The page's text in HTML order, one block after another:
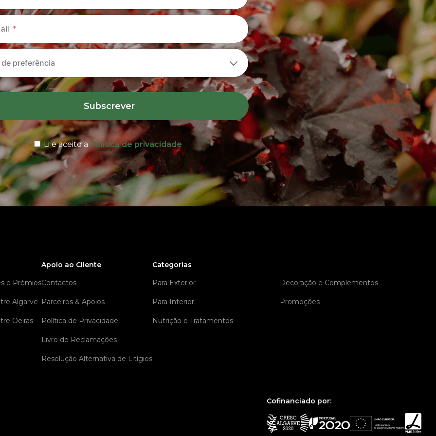
Subscrever
Li e aceito a Política de privacidade
e Prémios
Algarve
Oeiras
Apoio ao Cliente
Contactos
Parceiros & Apoios
Política de Privacidade
Livro de Reclamações
Resolução Alternativa de Litígios
Categorias
Para Exterior
Para Interior
Nutrição e Tratamentos
Decoração e Complementos
Promoções
Cofinanciado por: